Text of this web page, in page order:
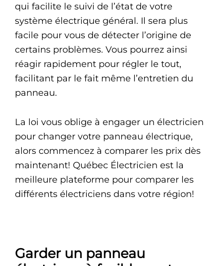
qui facilite le suivi de l’état de votre
système électrique général. Il sera plus
facile pour vous de détecter l’origine de
certains problèmes. Vous pourrez ainsi
réagir rapidement pour régler le tout,
facilitant par le fait même l’entretien du
panneau.
La loi vous oblige à engager un électricien
pour changer votre panneau électrique,
alors commencez à comparer les prix dès
maintenant! Québec Électricien est la
meilleure plateforme pour comparer les
différents électriciens dans votre région!
Garder un panneau